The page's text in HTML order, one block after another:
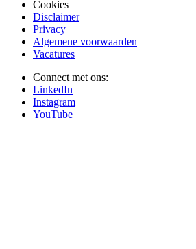
Cookies
Disclaimer
Privacy
Algemene voorwaarden
Vacatures
Connect met ons:
LinkedIn
Instagram
YouTube